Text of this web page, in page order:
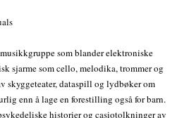
som blander elektroniske
sjarme som cello, melodika, trommer og
skyggeteater, dataspill og lydbøker om
enn å lage en forestilling også for barn.
historier og casiotolkninger av